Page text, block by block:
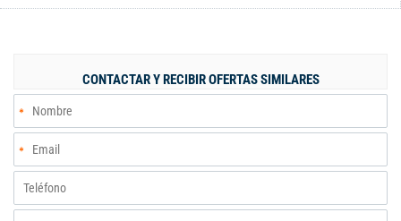
PASCUAL, D1, OLÍMPICA, CAI ESTACIÓN DE POLICÍA FRAY
300-3229115.
CONTACTAR Y RECIBIR OFERTAS SIMILARES